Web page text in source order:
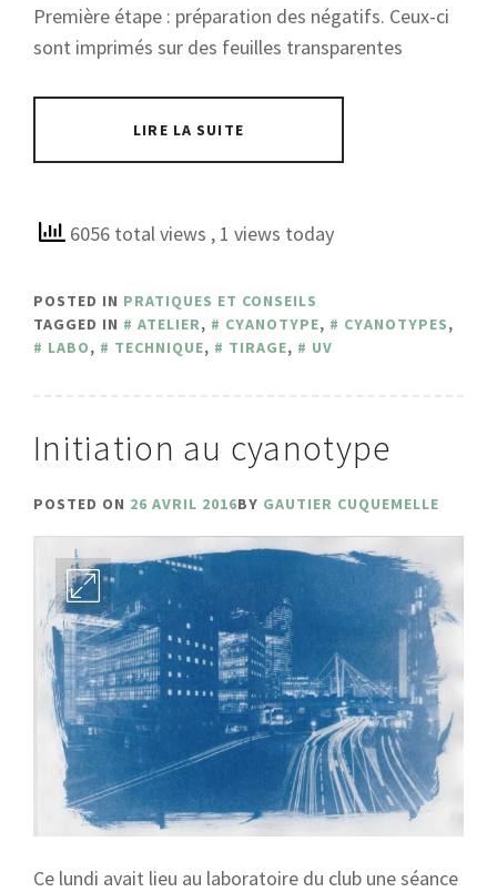
Première étape : préparation des négatifs. Ceux-ci
sont imprimés sur des feuilles transparentes
LIRE LA SUITE
6056 total views , 1 views today
POSTED IN PRATIQUES ET CONSEILS
TAGGED IN
ATELIER, CYANOTYPE, CYANOTYPES,
LABO, TECHNIQUE, TIRAGE, UV
Initiation au cyanotype
POSTED ON 26 AVRIL 2016BY GAUTIER CUQUEMELLE
Ce lundi avait lieu au laboratoire du club une séance